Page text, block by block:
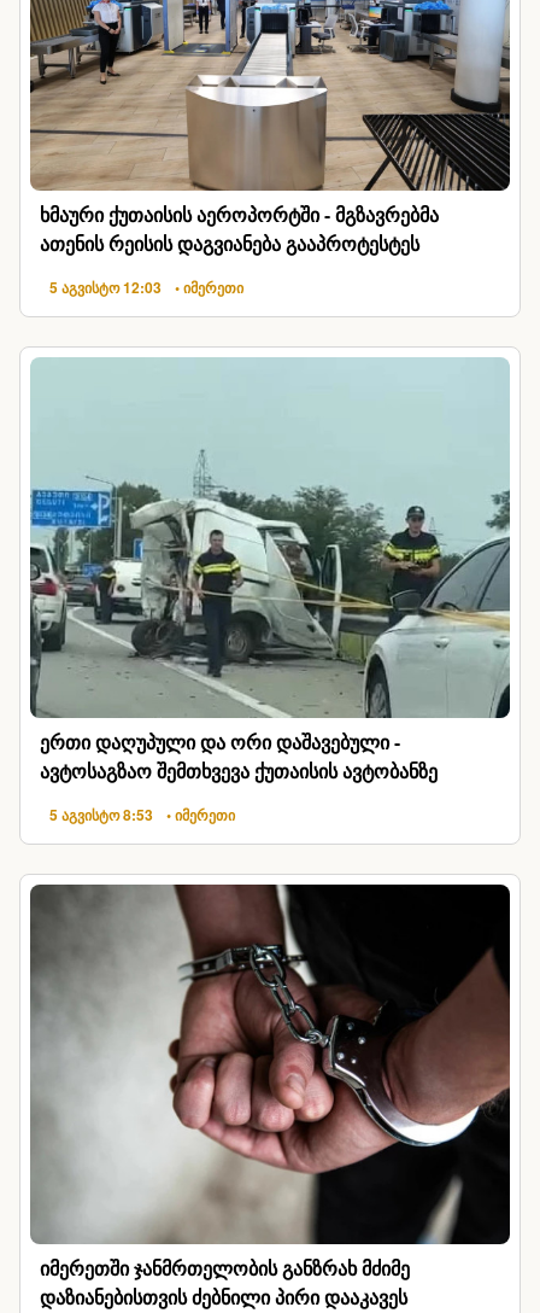
ხმაური ქუთაისის აეროპორტში - მგზავრებმა
ათენის რეისის დაგვიანება გააპროტესტეს
5 აგვისტო 12:03 • იმერეთი
ერთი დაღუპული და ორი დაშავებული -
ავტოსაგზაო შემთხვევა ქუთაისის ავტობანზე
5 აგვისტო 8:53 • იმერეთი
იმერეთში ჯანმრთელობის განზრახ მძიმე
დაზიანებისთვის ძებნილი პირი დააკავეს